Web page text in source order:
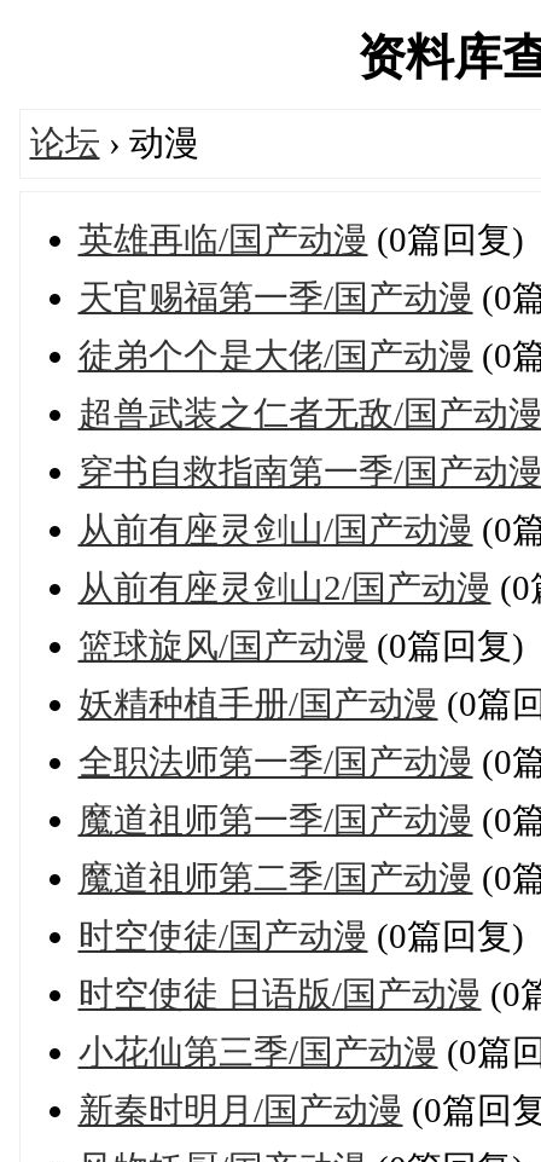
资料库
论坛 › 动漫
英雄再临/国产动漫 (0篇回复)
天官赐福第一季/国产动漫 (0
徒弟个个是大佬/国产动漫 (0
超兽武装之仁者无敌/国产动
穿书自救指南第一季/国产动
从前有座灵剑山/国产动漫 (0
从前有座灵剑山2/国产动漫 (0
篮球旋风/国产动漫 (0篇回复)
妖精种植手册/国产动漫 (0篇
全职法师第一季/国产动漫 (0
魔道祖师第一季/国产动漫 (0
魔道祖师第二季/国产动漫 (0
时空使徒/国产动漫 (0篇回复)
时空使徒 日语版/国产动漫 (0
小花仙第三季/国产动漫 (0篇
新秦时明月/国产动漫 (0篇回